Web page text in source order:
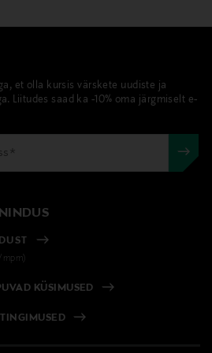
et olla kursis värskete uudiste ja
Liitudes saad ka -10% oma järgmiselt e-
mpm)
KÜSIMUSED